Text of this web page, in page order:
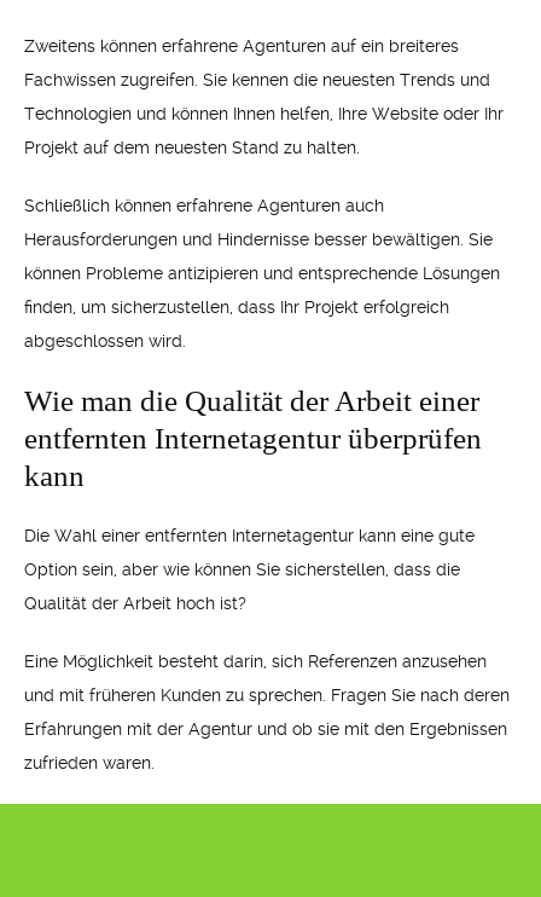
Zweitens können erfahrene Agenturen auf ein breiteres
Fachwissen zugreifen. Sie kennen die neuesten Trends und
Technologien und können Ihnen helfen, Ihre Website oder Ihr
Projekt auf dem neuesten Stand zu halten.
Schließlich können erfahrene Agenturen auch
Herausforderungen und Hindernisse besser bewältigen. Sie
können Probleme antizipieren und entsprechende Lösungen
finden, um sicherzustellen, dass Ihr Projekt erfolgreich
abgeschlossen wird.
Wie man die Qualität der Arbeit einer
entfernten Internetagentur überprüfen
kann
Die Wahl einer entfernten Internetagentur kann eine gute
Option sein, aber wie können Sie sicherstellen, dass die
Qualität der Arbeit hoch ist?
Eine Möglichkeit besteht darin, sich Referenzen anzusehen
und mit früheren Kunden zu sprechen. Fragen Sie nach deren
Erfahrungen mit der Agentur und ob sie mit den Ergebnissen
zufrieden waren.